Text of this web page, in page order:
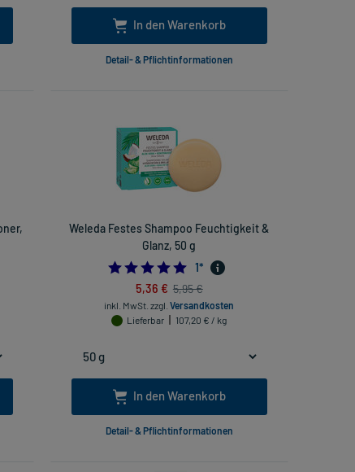
In den Warenkorb
Detail- & Pflichtinformationen
Weleda Festes Shampoo Feuchtigkeit &
Glanz, 50 g
5.0
1*
5,36 € 5,95 €
inkl. MwSt. zzgl.Versandkosten
Lieferbar
107,20 € / kg
In den Warenkorb
Detail- & Pflichtinformationen